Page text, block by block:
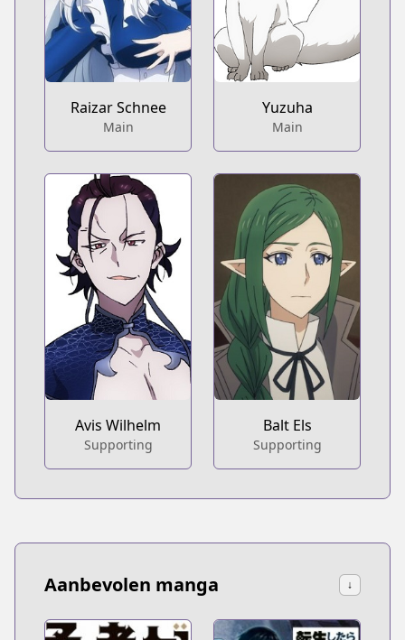
Raizar Schnee
Main
Yuzuha
Main
Avis Wilhelm
Supporting
Balt Els
Supporting
Aanbevolen manga ↓